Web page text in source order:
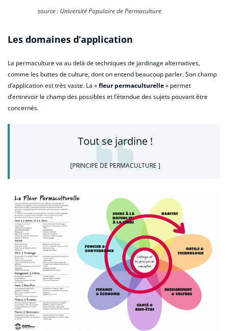
source : Université Populaire de Permaculture
Les domaines d’application
La permaculture va au delà de techniques de jardinage alternatives,
comme les buttes de culture, dont on entend beaucoup parler. Son champ
d’application est très vaste. La «fleur permaculturelle» permet
d’entrevoir le champ des possibles et l’étendue des sujets pouvant être
concernés.
Tout se jardine !
[PRINCIPE DE PERMACULTURE ]